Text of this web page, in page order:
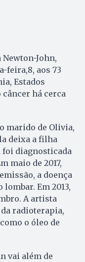
John,
feira,8, aos 73
Estados
há cerca
marido de Olivia,
deixa a filha
foi diagnosticada
maio de 2017,
a doença
Em 2013,
A artista
radioterapia,
o óleo de
vai além de